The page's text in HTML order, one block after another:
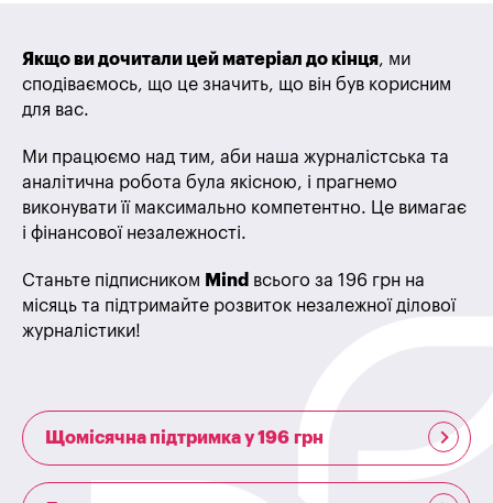
Якщо ви дочитали цей матеріал до кінця, ми
сподіваємось, що це значить, що він був корисним
для вас.
Ми працюємо над тим, аби наша журналістська та
аналітична робота була якісною, і прагнемо
виконувати її максимально компетентно. Це вимагає
і фінансової незалежності.
Станьте підписником Mind всього за 196 грн на
місяць та підтримайте розвиток незалежної ділової
журналістики!
Щомісячна підтримка у 196 грн